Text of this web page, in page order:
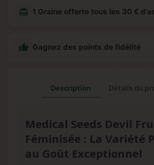
redeem 1 Graine offerte tous les 30 €
 Gagnez des points de fidélité
Description
Medical Seeds Devil
Féminisée : La Variété
au Goût Exceptionnel